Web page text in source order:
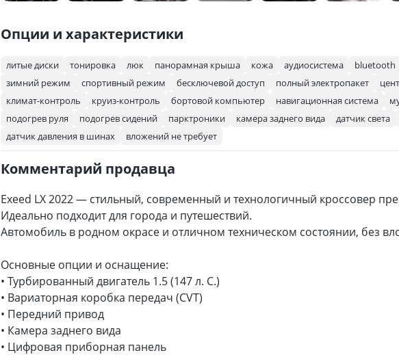
Опции и характеристики
литые диски тонировка люк панорамная крыша кожа аудиосистема bluetooth
зимний режим
спортивный режим бесключевой доступ полный электропакет
климат-контроль
круиз-контроль бортовой компьютер навигационная система
подогрев руля
подогрев сидений парктроники камера заднего вида датчик света
датчик давления в шинах
вложений не требует
Комментарий продавца
Exeed LX 2022 — стильный, современный и технологичный кроссовер
Идеально подходит для города и путешествий.
Автомобиль в родном окрасе и отличном техническом состоянии, без
Основные опции и оснащение:
• Турбированный двигатель 1.5 (147 л. С.)
• Вариаторная коробка передач (CVT)
• Передний привод
• Камера заднего вида
• Цифровая приборная панель